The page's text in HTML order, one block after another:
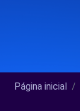
Página inicial